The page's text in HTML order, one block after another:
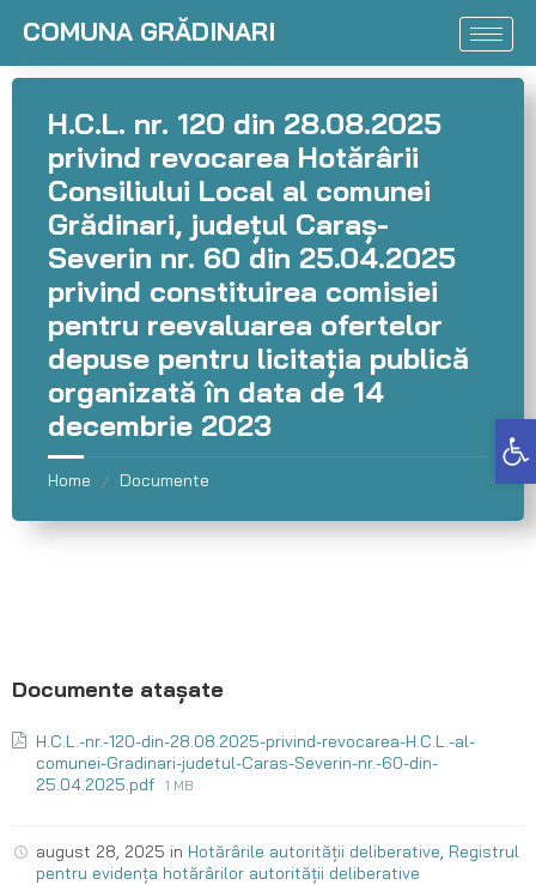
Deschide bara de unelte
COMUNA GRĂDINARI
H.C.L. nr. 120 din 28.08.2025
privind revocarea Hotărârii
Consiliului Local al comunei
Grădinari, județul Caraș-
Severin nr. 60 din 25.04.2025
privind constituirea comisiei
pentru reevaluarea ofertelor
depuse pentru licitația publică
organizată în data de 14
decembrie 2023
Home / Documente
H.C.L.-nr.-120-din-28.08.2025-privind-revocarea-H.C.L.-al-
comunei-Gradinari-judetul-Caras-Severin-nr.-60-din-
25.04.2025.pdf
1 MB
august 28, 2025 in Hotărârile autorității deliberative, Registrul
pentru evidența hotărârilor autorității deliberative